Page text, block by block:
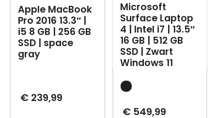
Apple MacBook
Pro 2016 13.3″ |
i5 8 GB | 256 GB
SSD | space
gray
€239,99
Microsoft
Surface Laptop
4 | Intel i7 | 13.5″
16 GB | 512 GB
SSD | Zwart
Windows 11
€ 549,99